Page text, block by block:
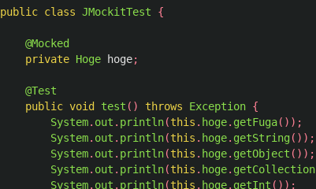
public class JMockitTest {
@Mocked
private Hoge hoge;
@Test
public void test () throws Exception {
System. out . println(this . hoge. getFuga());
System. out . println(this . hoge. getString());
System. out . println(this . hoge. getObject ());
System. out . println(this . hoge. getCollection
System. out . println(this . hoge. getInt ());